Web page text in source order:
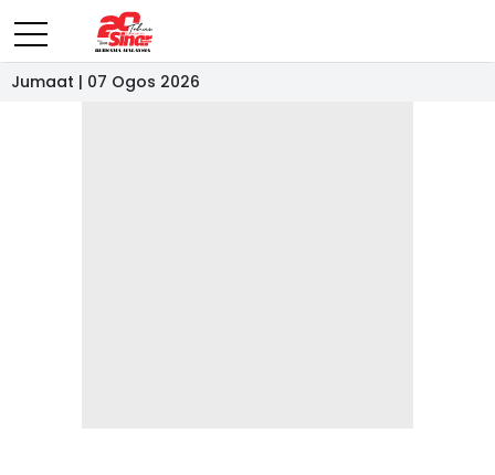
Jumaat | 07 Ogos 2026